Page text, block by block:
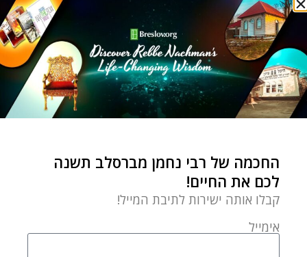
החכמה של רבי נחמן מברסלב תשנה
לכם את החיים!
קבלו אותה ישירות לתיבת המייל!
אימייל